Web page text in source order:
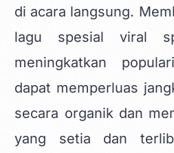
di acara langsung.
lagu spesial viral
meningkatkan
dapat memperluas
secara organik dan
yang setia dan